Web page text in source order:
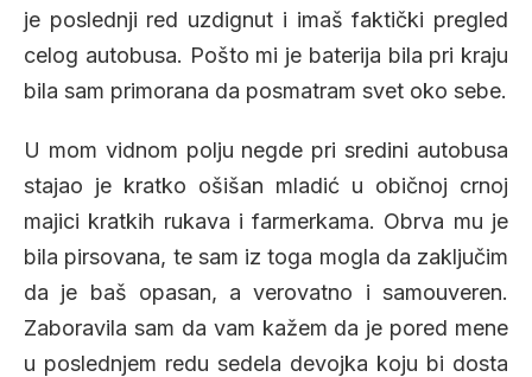
je poslednji red uzdignut i imaš faktički pregled
celog autobusa. Pošto mi je baterija bila pri kraju
bila sam primorana da posmatram svet oko sebe.
U mom vidnom polju negde pri sredini autobusa
stajao je kratko ošišan mladić u običnoj crnoj
majici kratkih rukava i farmerkama. Obrva mu je
bila pirsovana, te sam iz toga mogla da zaključim
da je baš opasan, a verovatno i samouveren.
Zaboravila sam da vam kažem da je pored mene
u poslednjem redu sedela devojka koju bi dosta